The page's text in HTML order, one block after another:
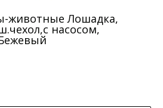
животные Лошадка,
насосом,